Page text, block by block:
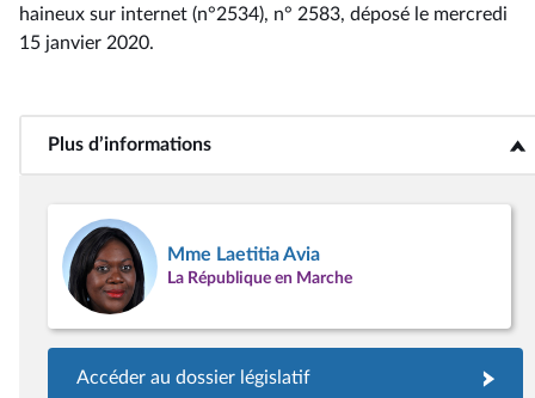
haineux sur internet (n°2534), n° 2583, déposé le mercredi
15 janvier 2020.
Plus d’informations<b>Plus d’informations</b>
Mme Laetitia Avia
La République en Marche
Accéder au dossier législatif